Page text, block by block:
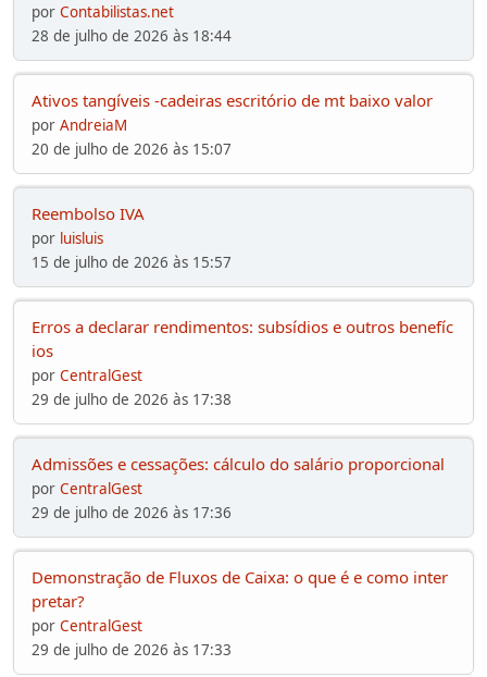
por Contabilistas.net
28 de julho de 2026 às 18:44
Ativos tangíveis -cadeiras escritório de mt baixo valor
por AndreiaM
20 de julho de 2026 às 15:07
Reembolso IVA
por luisluis
15 de julho de 2026 às 15:57
Erros a declarar rendimentos: subsídios e outros benefíc
ios
por CentralGest
29 de julho de 2026 às 17:38
Admissões e cessações: cálculo do salário proporcional
por CentralGest
29 de julho de 2026 às 17:36
Demonstração de Fluxos de Caixa: o que é e como inter
pretar?
por CentralGest
29 de julho de 2026 às 17:33